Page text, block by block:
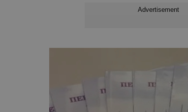
Advertisement